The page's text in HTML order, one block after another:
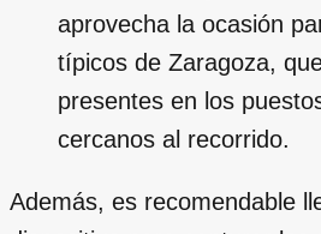
aprovecha la ocasión
típicos de Zaragoza,
presentes en los
cercanos al recorrido.
Además, es recomendable